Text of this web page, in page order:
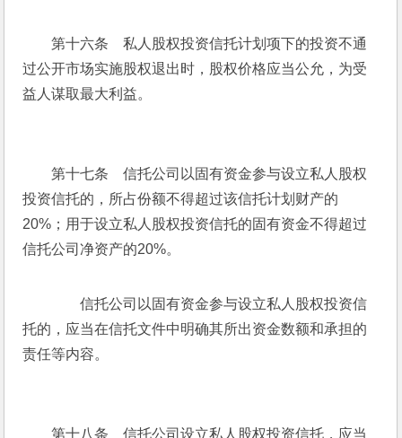
第十六条　私人股权投资信托计划项下的投资不通
过公开市场实施股权退出时，股权价格应当公允，为受
益人谋取最大利益。
第十七条　信托公司以固有资金参与设立私人股权
投资信托的，所占份额不得超过该信托计划财产的
20%；用于设立私人股权投资信托的固有资金不得超过
信托公司净资产的20%。
信托公司以固有资金参与设立私人股权投资信
托的，应当在信托文件中明确其所出资金数额和承担的
责任等内容。
第十八条　信托公司设立私人股权投资信托，应当